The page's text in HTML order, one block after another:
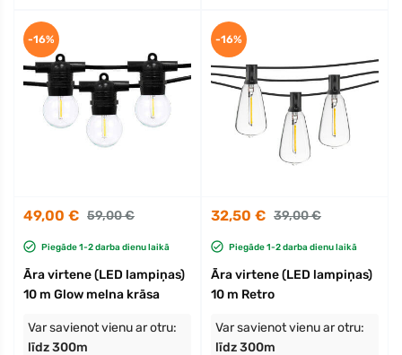
49,00 € 59,00 €
Piegāde 1-2 darba dienu laikā
Āra virtene (LED lampiņas)
10 m Glow melna krāsa
Var savienot vienu ar otru:
līdz 300m
-16%
32,50 € 39,00 €
Piegāde 1-2 darba dienu laikā
Āra virtene (LED lampiņas)
10 m Retro
Var savienot vienu ar otru:
līdz 300m
-16%